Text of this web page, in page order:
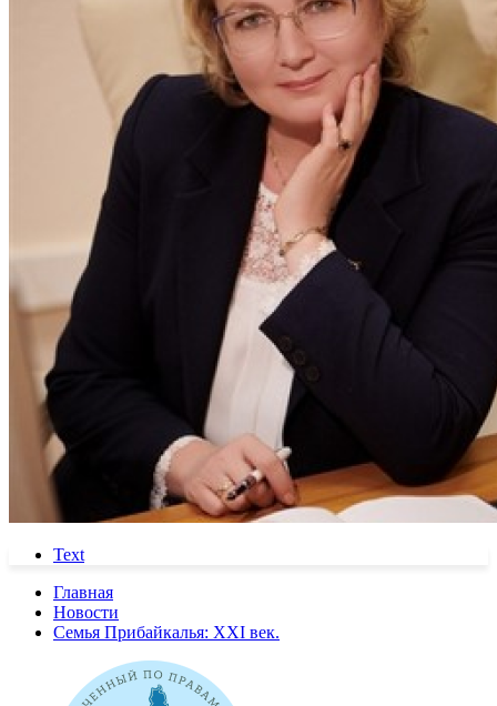
Text
Главная
Новости
Семья Прибайкалья: ХХI век.